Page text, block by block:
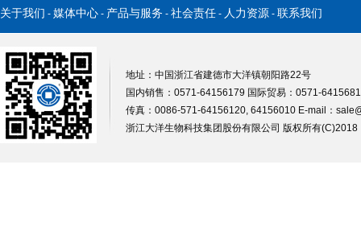
关于我们 - 媒体中心 - 产品与服务 - 社会责任 - 人力资源 - 联系我们
地址：中国浙江省建德市大洋镇朝阳路22号
国内销售：0571-64156179 国际贸易：0571-
传真：0086-571-64156120, 64156010 E-mail：
浙江大洋生物科技集团股份有限公司 版权所有